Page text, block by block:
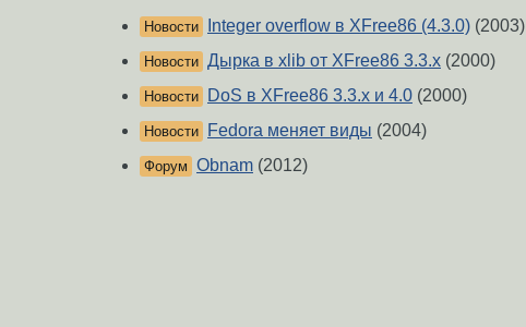
Новости Integer overflow в XFree86 (4.3.0) (2003)
Новости Дырка в xlib от XFree86 3.3.x (2000)
Новости DoS в XFree86 3.3.x и 4.0 (2000)
Новости Fedora меняет виды (2004)
Форум Obnam (2012)